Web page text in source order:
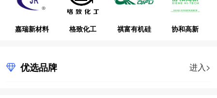
嘉瑞新材料 格致化工 祺富有机硅 协和高新
优选品牌 进入>